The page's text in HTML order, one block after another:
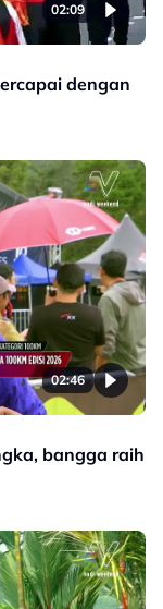
02:09
dengan
02:46
bangga raih